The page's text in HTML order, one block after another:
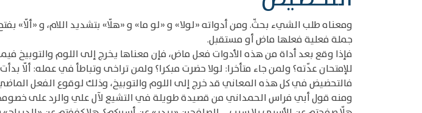
ومعناه طلب الشيء بحثّ. ومن أدواته «لولا» و «لو ما» و «هلّا» بتشديد اللام، و «ألّا»
جملة فعلية فعلها ماض أو مستقبل.
فإذا وقع بعد أداة من هذه الأدوات فعل ماض، فإن معناها يخرج إلى اللوم والتوبيخ
للإمتحان عدّته؟ ولمن جاء متأخرا: لولا حضرت مبكرا؟ ولمن تراخى وتباطأ في عمله:
فالتحضيض في كل هذه المعاني قد خرج إلى اللوم والتوبيخ، وذلك لوقوع الفعل
ومنه قول أبي فراس الحمداني من قصيدة طويلة في التشيع لآل علي والرد على